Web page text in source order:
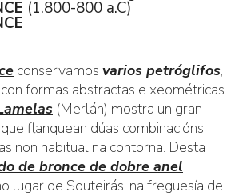
(1.800-800 a.C)
conservamos varios petróglifos,
formas abstractas e xeométricas.
(Merlán) mostra un gran
flanquean dúas combinacións
non habitual na contorna. Desta
de bronce de dobre anel
lugar de Souteirás, na freguesía de